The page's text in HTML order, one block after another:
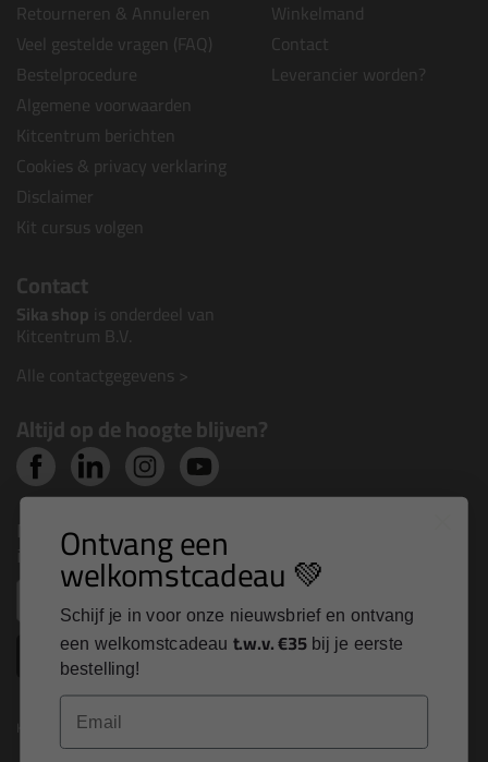
Retourneren & Annuleren
Veel gestelde vragen (FAQ)
Bestelprocedure
Algemene voorwaarden
Kitcentrum berichten
Cookies & privacy verklaring
Disclaimer
Kit cursus volgen
Winkelmand
Contact
Leverancier worden?
Contact
Sika shop is onderdeel van
Kitcentrum B.V.
Alle contactgegevens >
Altijd op de hoogte blijven?
Nieuws, tips en exclusieve deals rechtstreeks in je
inbox
Inschrijven
Kitcentrum is trots op:
Ontvang een
welkomstcadeau 💚
Schijf je in voor onze nieuwsbrief en ontvang
een welkomstcadeau t.w.v. €35 bij je eerste
bestelling!
Email